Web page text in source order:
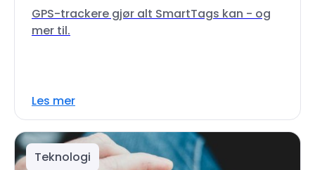
GPS-trackere gjør alt SmartTags kan - og
mer til.
Les mer
Teknologi